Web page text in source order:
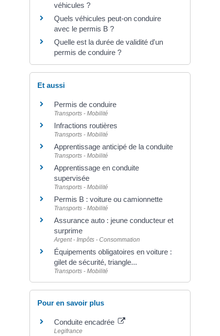
véhicules ?
Quels véhicules peut-on conduire
avec le permis B ?
Quelle est la durée de validité d'un
permis de conduire ?
Et aussi
Permis de conduire
Transports - Mobilité
Infractions routières
Transports - Mobilité
Apprentissage anticipé de la conduite
Transports - Mobilité
Apprentissage en conduite
supervisée
Transports - Mobilité
Permis B : voiture ou camionnette
Transports - Mobilité
Assurance auto : jeune conducteur et
surprime
Argent - Impôts - Consommation
Équipements obligatoires en voiture :
gilet de sécurité, triangle...
Transports - Mobilité
Pour en savoir plus
Conduite encadrée
Legifrance